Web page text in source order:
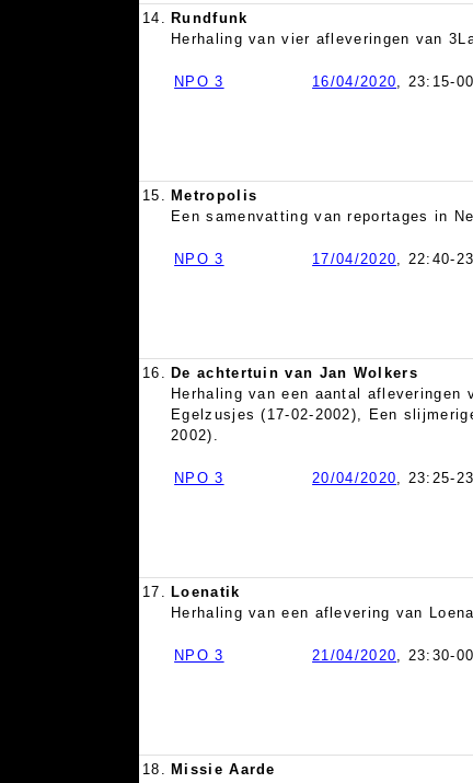
14. Rundfunk
Herhaling van vier afleveringen van
NPO 3 16/04/2020, 23:15-
15. Metropolis
Een samenvatting van reportages in
NPO 3 17/04/2020, 22:40-
16. De achtertuin van Jan Wolkers
Herhaling van een aantal afleveringen
Egelzusjes (17-02-2002), Een
2002).
NPO 3 20/04/2020, 23:25-
17. Loenatik
Herhaling van een aflevering van
NPO 3 21/04/2020, 23:30-
18. Missie Aarde